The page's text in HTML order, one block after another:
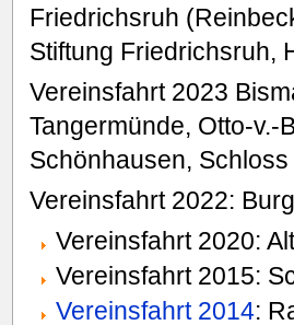
Friedrichsruh
Stiftung Friedrichsruh,
Vereinsfahrt 2023
Tangermünde, Otto-v.-
Schönhausen,
Vereinsfahrt 2022:
Vereinsfahrt 2020:
Vereinsfahrt 2015:
Vereinsfahrt 2014: